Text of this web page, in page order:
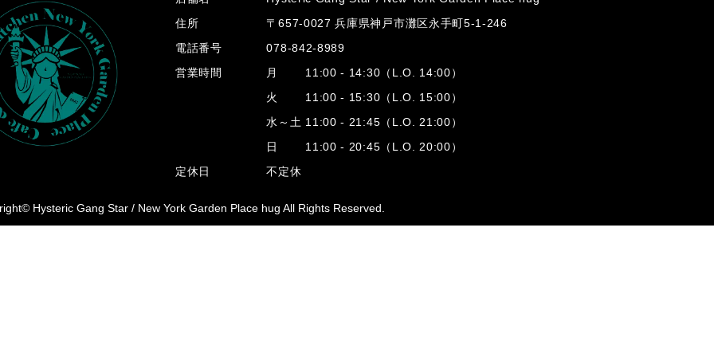
住所
〒657-0027 兵庫県神戸市灘区永手町5-1-246
電話番号
078-842-8989
営業時間
月 11:00 - 14:30（L.O. 14:00）
火 11:00 - 15:30（L.O. 15:00）
水～土 11:00 - 21:45（L.O. 21:00）
日 11:00 - 20:45（L.O. 20:00）
定休日
不定休
Hysteric Gang Star / New York Garden Place hug All Rights Reserved.